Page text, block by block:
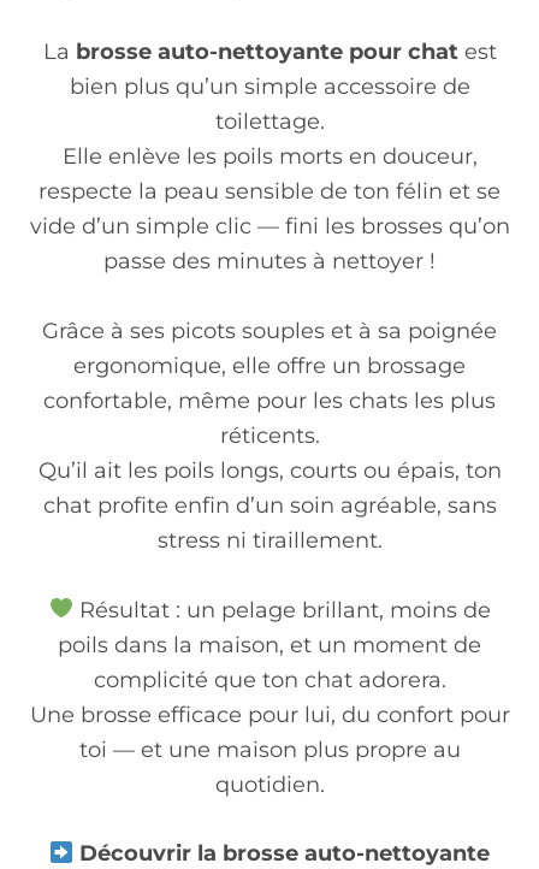
La brosse auto-nettoyante pour chatest
bien plus qu’un simple accessoire de
toilettage.
Elle enlève les poils morts en douceur,
respecte la peau sensible de ton félin et se
vide d’un simple clic — fini les brosses qu’on
passe des minutes à nettoyer !
Grâce à ses picots souples et à sa poignée
ergonomique, elle offre un brossage
confortable, même pour les chats les plus
réticents.
Qu’il ait les poils longs, courts ou épais, ton
chat profite enfin d’un soin agréable, sans
stress ni tiraillement.
Résultat : un pelage brillant, moins de
poils dans la maison, et un moment de
complicité que ton chat adorera.
Une brosse efficace pour lui, du confort pour
toi — et une maison plus propre au
quotidien.
Découvrir la brosse auto-nettoyante